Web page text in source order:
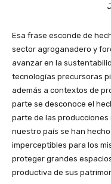
Esa frase esconde de
sector agroganadero y
avanzar en la
tecnologías precursoras
además a contextos de
parte se desconoce el
parte de las producciones
nuestro país se han
imperceptibles para los
proteger grandes
productiva de sus